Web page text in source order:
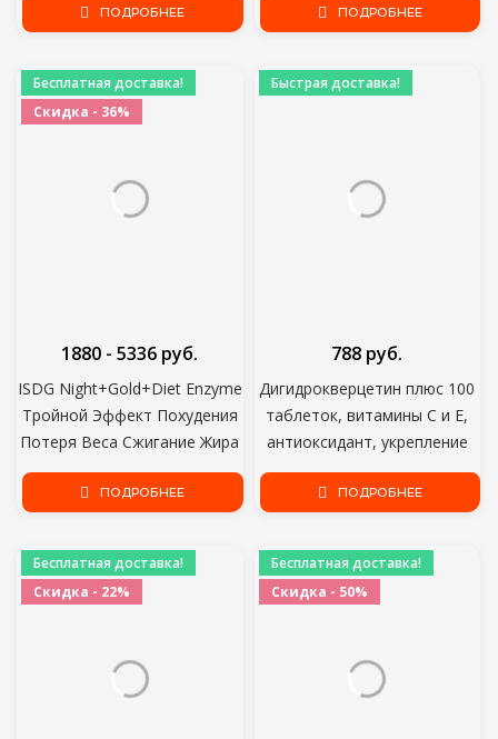
,Снимайте Тепло,Для
Гликемии,Бальзамическая
Груша,Горькая Горчица
ПОДРОБНЕЕ
Близорукость Каротин
давления глаза Сухой
ПОДРОБНЕЕ
Бесплатная доставка!
Скидка - 36%
ISDG Night+Gold+Diet Enzyme
Тройной Эффект Похудения
Потеря Веса Сжигание Жира
Весь День Health Supplyment
120 Таблеток 3 Упаковки
1880 - 5336 руб.
ПОДРОБНЕЕ
Быстрая доставка!
Дигидрокверцетин плюс 100
таблеток, витамины С и Е,
антиоксидант, укрепление
стенок миокарда и сосудов,
улучшение кровообращения
788 руб.
ПОДРОБНЕЕ
Бесплатная доставка!
Скидка - 22%
Бесплатная доставка!
Скидка - 50%